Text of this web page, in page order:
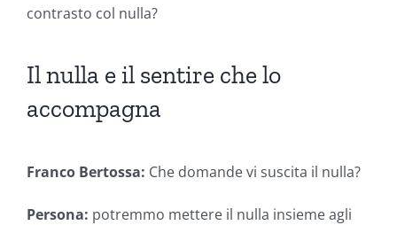
contrasto col nulla?
Il nulla e il sentire che lo
accompagna
Franco Bertossa: Che domande vi suscita il nulla?
Persona: potremmo mettere il nulla insieme agli